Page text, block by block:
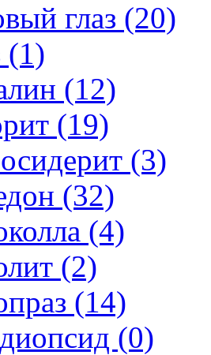
глаз (20)
(1)
(12)
(19)
(3)
(32)
(4)
(2)
(14)
(0)